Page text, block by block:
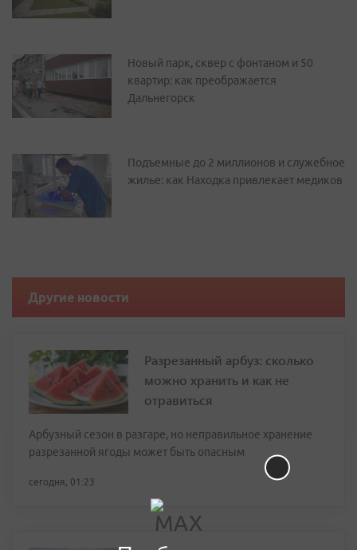
Новый парк, сквер с фонтаном и 50
квартир: как преображается
Дальнегорск
Подъемные до 2 миллионов и служебное
жилье: как Находка привлекает медиков
Другие новости
Разрезанный арбуз: сколько
можно хранить и как не
отравиться
Арбузный сезон в разгаре, но неправильное хранение
разрезанной ягоды может быть опасным
сегодня, 01:23